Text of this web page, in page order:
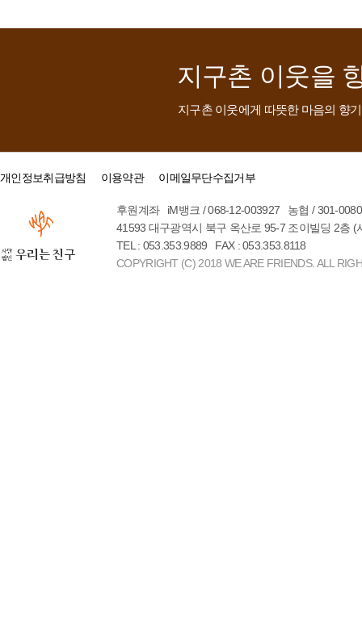
지구촌 이웃을
지구촌 이웃에게 따뜻한 마음의 향
개인정보취급방침 이용약관 이메일무단수집거부
후원계좌 iM뱅크 / 068-12-003927 농협 / 301-
41593 대구광역시 북구 옥산로 95-7 조이빌딩 2층 (
TEL : 053.353.9889 FAX : 053.353.8118
COPYRIGHT (C) 2018 WE ARE FRIENDS. ALL